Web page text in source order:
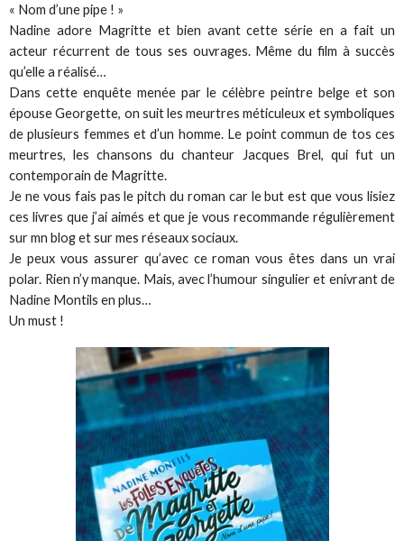
« Nom d’une pipe ! »
Nadine adore Magritte et bien avant cette série en a fait un
acteur récurrent de tous ses ouvrages. Même du film à succès
qu’elle a réalisé…
Dans cette enquête menée par le célèbre peintre belge et son
épouse Georgette, on suit les meurtres méticuleux et symboliques
de plusieurs femmes et d’un homme. Le point commun de tos ces
meurtres, les chansons du chanteur Jacques Brel, qui fut un
contemporain de Magritte.
Je ne vous fais pas le pitch du roman car le but est que vous lisiez
ces livres que j’ai aimés et que je vous recommande régulièrement
sur mn blog et sur mes réseaux sociaux.
Je peux vous assurer qu’avec ce roman vous êtes dans un vrai
polar. Rien n’y manque. Mais, avec l’humour singulier et enivrant de
Nadine Montils en plus…
Un must !